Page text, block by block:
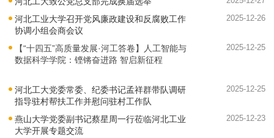
2025-12-26
河北工业大学召开党风廉政建设和反腐败工作
协调小组会商会议
2025-12-25
【“十四五”高质量发展·河工答卷】人工智能与
数据科学学院：铿锵奋进路 智启新征程
2025-12-25
河北工大党委常委、纪委书记孟祥群带队调研
指导驻村帮扶工作并慰问驻村工作队
2025-12-23
燕山大学党委副书记蔡星周一行莅临河北工业
大学开展专题交流